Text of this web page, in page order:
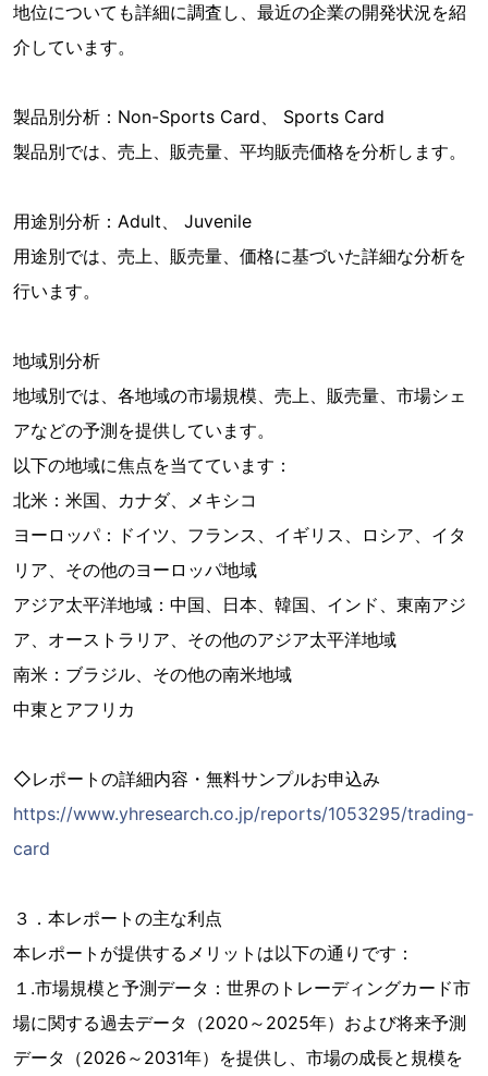
地位についても詳細に調査し、最近の企業の開発状況を紹
介しています。
製品別分析：Non-Sports Card、 Sports Card
製品別では、売上、販売量、平均販売価格を分析します。
用途別分析：Adult、 Juvenile
用途別では、売上、販売量、価格に基づいた詳細な分析を
行います。
地域別分析
地域別では、各地域の市場規模、売上、販売量、市場シェ
アなどの予測を提供しています。
以下の地域に焦点を当てています：
北米：米国、カナダ、メキシコ
ヨーロッパ：ドイツ、フランス、イギリス、ロシア、イタ
リア、その他のヨーロッパ地域
アジア太平洋地域：中国、日本、韓国、インド、東南アジ
ア、オーストラリア、その他のアジア太平洋地域
南米：ブラジル、その他の南米地域
中東とアフリカ
◇レポートの詳細内容・無料サンプルお申込み
https://www.yhresearch.co.jp/reports/1053295/trading-
card
３．本レポートの主な利点
本レポートが提供するメリットは以下の通りです：
１.市場規模と予測データ：世界のトレーディングカード市
場に関する過去データ（2020～2025年）および将来予測
データ（2026～2031年）を提供し、市場の成長と規模を